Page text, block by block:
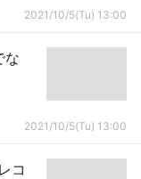
2021/10/5(Tu) 13:00
な
2021/10/5(Tu) 13:00
コ